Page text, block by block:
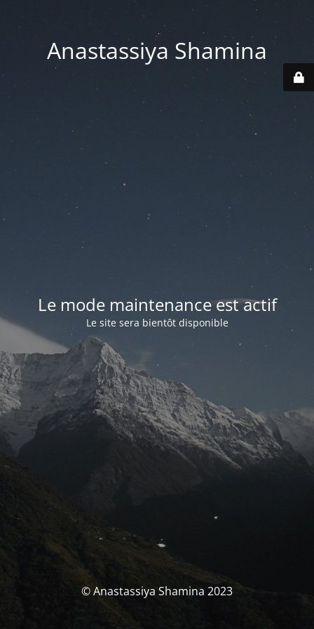
Anastassiya Shamina
Le mode maintenance est actif
Le site sera bientôt disponible
© Anastassiya Shamina 2023